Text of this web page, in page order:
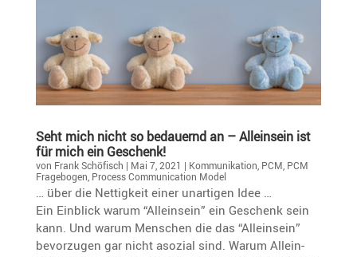
Seht mich nicht so bedau­ernd an – Allein­sein ist
für mich ein Geschenk!
von Frank Schöfisch | Mai 7, 2021 | Kommunikation, PCM, PCM
Fragebogen, Process Communication Model
… über die Nettig­keit einer unartigen Idee …
Ein Einblick warum “Allein­sein” ein Geschenk sein
kann. Und warum Menschen die das “Allein­sein”
bevor­zugen gar nicht asozial sind. Warum Allein­